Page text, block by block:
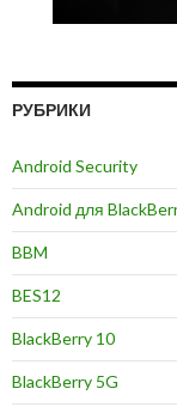
РУБРИКИ
Android Security
Android для
BBM
BES12
BlackBerry 10
BlackBerry 5G